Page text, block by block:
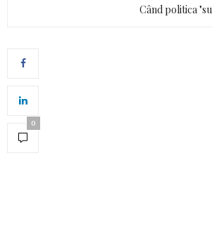
Când politica
0